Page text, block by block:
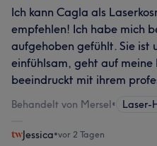
Ich kann Cagla als
empfehlen! Ich habe mich
aufgehoben gefühlt. Sie ist
einfühlsam, geht auf meine
beeindruckt mit ihrem
Behandelt von Mersel• Laser-
Jessica•vor 2 Tagen